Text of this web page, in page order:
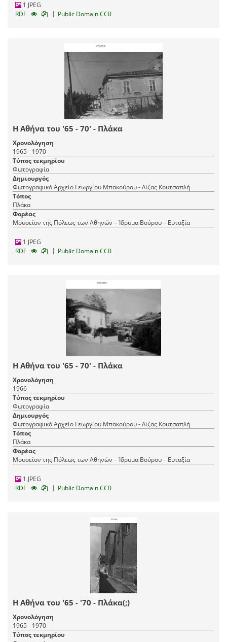
1 JPEG
RDF
| Public Domain CC0
Η Αθήνα του '65 - 70' - Πλάκα
Χρονολόγηση
1965 - 1970
Τύπος τεκμηρίου
Φωτογραφία
Δημιουργός
Φωτογραφικό Αρχείο Γεωργίου Μπακούρου - Λίζας Κουτσαπλή
Τόπος
Πλάκα
Φορέας
Μουσείον της Πόλεως των Αθηνών – Ίδρυμα Βούρου – Ευταξία
1 JPEG
RDF
| Public Domain CC0
Η Αθήνα του '65 - 70' - Πλάκα
Χρονολόγηση
1966
Τύπος τεκμηρίου
Φωτογραφία
Δημιουργός
Φωτογραφικό Αρχείο Γεωργίου Μπακούρου - Λίζας Κουτσαπλή
Τόπος
Πλάκα
Φορέας
Μουσείον της Πόλεως των Αθηνών – Ίδρυμα Βούρου – Ευταξία
1 JPEG
RDF
| Public Domain CC0
Η Αθήνα του '65 - '70 - Πλάκα(;)
Χρονολόγηση
1965 - 1970
Τύπος τεκμηρίου